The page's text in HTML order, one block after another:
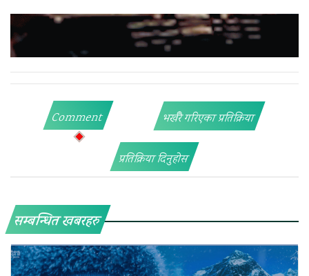
Comment भर्खरै गरिएका प्रतिक्रिया
प्रतिक्रिया दिनुहोस
सम्बन्धित खबरहरु